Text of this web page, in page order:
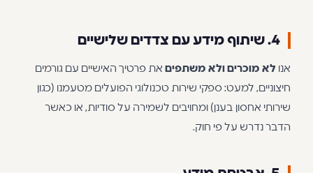
4. שיתוף מידע עם צדדים שלישיים
אנו לא מוכרים ולא משתפים את פרטיך האישיים עם גורמים
חיצוניים, למעט: ספקי שירות טכנולוגי הפועלים מטעמנו (כגון
שירותי אחסון בענן) ומחויבים לשמירה על סודיות, או כאשר
הדבר נדרש על פי חוק.